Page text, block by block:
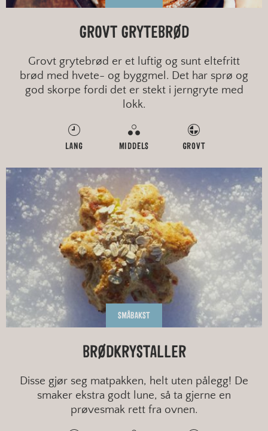
GROVT GRYTEBRØD
Grovt grytebrød er et luftig og sunt eltefritt
brød med hvete- og byggmel. Det har sprø og
god skorpe fordi det er stekt i jerngryte med
lokk.
LANG MIDDELS GROVT
SMÅBAKST
BRØDKRYSTALLER
Disse gjør seg matpakken, helt uten pålegg! De
smaker ekstra godt lune, så ta gjerne en
prøvesmak rett fra ovnen.